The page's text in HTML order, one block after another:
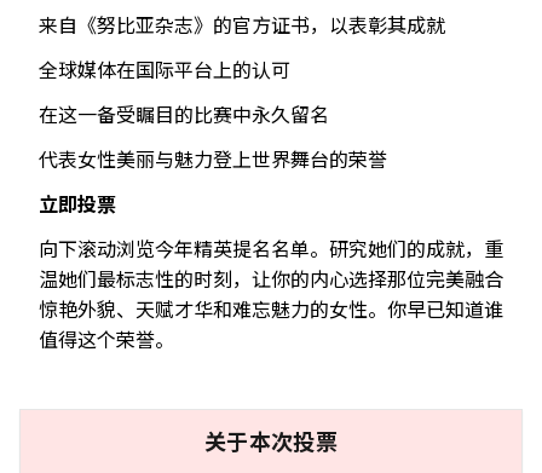
来自《努比亚杂志》的官方证书，以表彰其成就
全球媒体在国际平台上的认可
在这一备受瞩目的比赛中永久留名
代表女性美丽与魅力登上世界舞台的荣誉
立即投票
向下滚动浏览今年精英提名名单。研究她们的成就，重
温她们最标志性的时刻，让你的内心选择那位完美融合
惊艳外貌、天赋才华和难忘魅力的女性。你早已知道谁
值得这个荣誉。
关于本次投票